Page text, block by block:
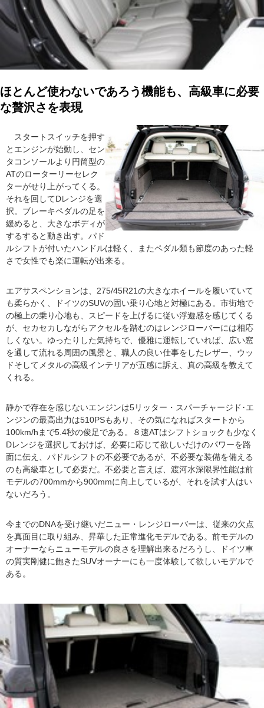
ほとんど使わないであろう機能も、高級車に必要
な贅沢さを表現
スタートスイッチを押す
とエンジンが始動し、セン
タコンソールより円筒型の
ATのローターリーセレク
ターがせり上がってくる。
それを回してDレンジを選
択。ブレーキペダルの足を
緩めると、大きなボディが
するすると動き出す。パド
ルシフトが付いたハンドルは軽く、またペダル類も節度のあった軽
さで女性でも楽に運転が出来る。
エアサスペンションは、275/45R21の大きなホイールを履いていて
も柔らかく、ドイツのSUVの固い乗り心地と対極にある。市街地で
の極上の乗り心地も、スピードを上げるに従い浮遊感を感じてくる
が、セカセカしながらアクセルを踏むのはレンジローバーには相応
しくない。ゆったりした気持ちで、優雅に運転していれば、広い窓
を通して流れる周囲の風景と、職人の良い仕事をしたレザー、ウッ
ドそしてメタルの高級インテリアが五感に訴え、真の高級を教えて
くれる。
静かで存在を感じないエンジンは5リッター・スパーチャージド･エ
ンジンの最高出力は510PSもあり、その気になればスタートから
100km/hまで5.4秒の俊足である。８速ATはシフトショックも少なく
Dレンジを選択しておけば、必要に応じて欲しいだけのパワーを路
面に伝え、パドルシフトの不必要であるが、不必要な装備を備える
のも高級車として必要だ。不必要と言えば、渡河水深限界性能は前
モデルの700mmから900mmに向上しているが、それを試す人はい
ないだろう。
今までのDNAを受け継いだニュー・レンジローバーは、従来の欠点
を真面目に取り組み、昇華した正常進化モデルである。前モデルの
オーナーならニューモデルの良さを理解出来るだろうし、ドイツ車
の質実剛健に飽きたSUVオーナーにも一度体験して欲しいモデルで
ある。